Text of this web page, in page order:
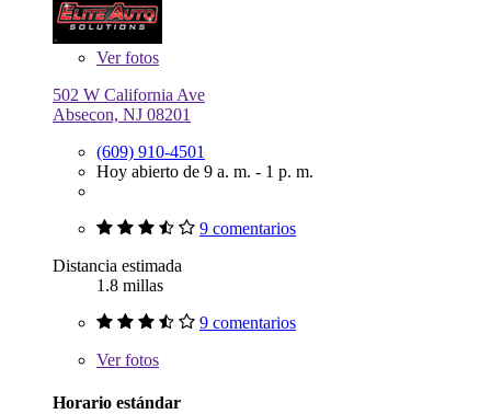
Verfotos
502 W California Ave
Absecon, NJ 08201
(609) 910-4501
Hoy abierto de 9 a. m. - 1 p. m.
9 comentarios
Distancia estimada
1.8 millas
9 comentarios
Verfotos
Horario estándar